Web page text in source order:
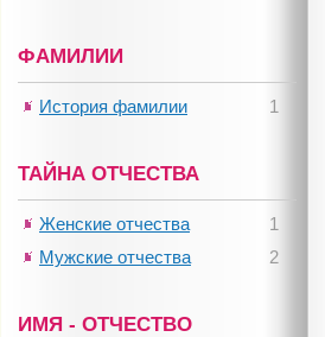
ФАМИЛИИ
1
История фамилии
ТАЙНА ОТЧЕСТВА
1
Женские отчества
2
Мужские отчества
ИМЯ - ОТЧЕСТВО